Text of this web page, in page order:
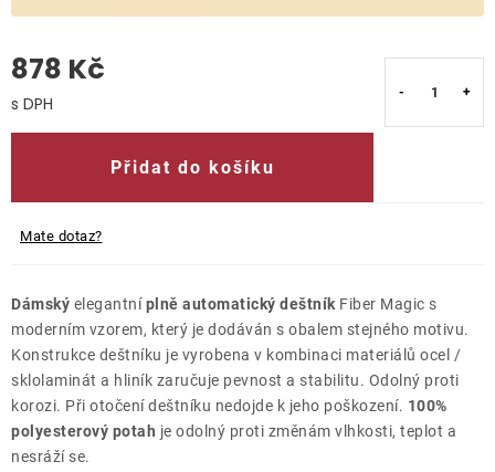
878 Kč
Přidat do košíku
Mate dotaz?
Dámský elegantníplně automatický deštník Fiber Magic s
moderním vzorem, který je dodáván s obalem stejného motivu.
Konstrukce deštníku je vyrobena v kombinaci materiálů ocel /
sklolaminát a hliník zaručuje pevnost a stabilitu. Odolný proti
korozi. Při otočení deštníku nedojde k jeho poškození. 100%
polyesterový potah je odolný proti změnám vlhkosti, teplot a
nesráží se.